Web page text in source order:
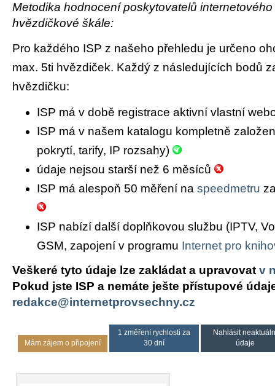
Metodika hodnocení poskytovatelů
hvězdičkové škále:
Pro každého ISP z našeho přehledu je určeno
max. 5ti hvězdiček. Každý z následujících bodů
hvězdičku:
ISP má v době registrace aktivní vlastní
ISP má v našem katalogu kompletně
pokrytí, tarify, IP rozsahy)
údaje nejsou starší než 6 měsíců
ISP má alespoň 50 měření na speedmetru
ISP nabízí další doplňkovou službu (IPTV,
GSM, zapojení v programu Internet pro
Veškeré tyto údaje lze zakládat a upravovat v
Pokud jste ISP a nemáte ješte přístupové
redakce@internetprovsechny.cz
Mám zájem o připojení
1 změření rychlosti za
30 dní
Nahlásit
údaje